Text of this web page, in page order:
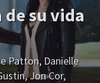
Amazon
de su vida
Patton, Danielle
,Jon Cor,